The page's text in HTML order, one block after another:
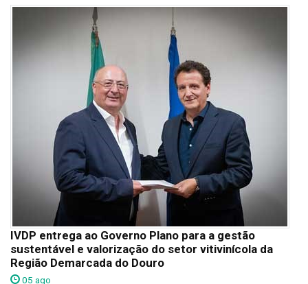
IVDP entrega ao Governo Plano para a gestão
sustentável e valorização do setor vitivinícola da
Região Demarcada do Douro
05 ago